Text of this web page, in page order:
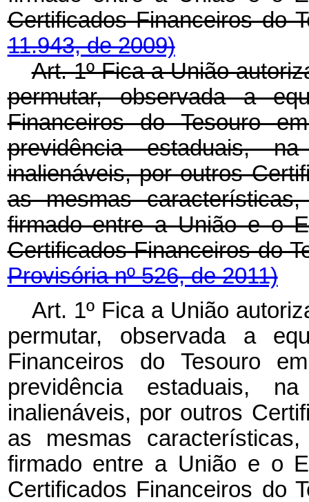
Certificados Financeiros do
11.943, de 2009)
Art. 1º Fica a União
permutar, observada a
Financeiros do Tesouro
previdência estaduais,
inalienáveis, por outros
as mesmas
firmado entre a União e o
Certificados Financeiros do
Provisória nº 526, de 2011)
Art. 1º Fica a União
permutar, observada a
Financeiros do Tesouro
previdência estaduais,
inalienáveis, por outros
as mesmas
firmado entre a União e o
Certificados Financeiros do